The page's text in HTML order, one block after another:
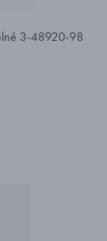
3-48920-98